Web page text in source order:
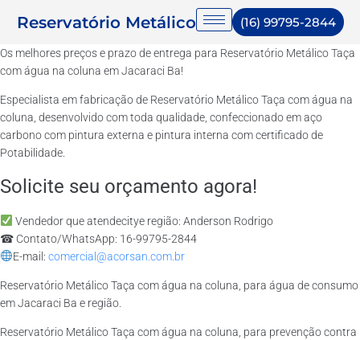
Reservatório Metálico (16) 99795-2844
Os melhores preços e prazo de entrega para Reservatório Metálico Taça
com água na coluna em Jacaraci Ba!
Especialista em fabricação de Reservatório Metálico Taça com água na
coluna, desenvolvido com toda qualidade, confeccionado em aço
carbono com pintura externa e pintura interna com certificado de
Potabilidade.
Solicite seu orçamento agora!
Vendedor que atendecitye região: Anderson Rodrigo
☎ Contato/WhatsApp: 16-99795-2844
E-mail: comercial@acorsan.com.br
Reservatório Metálico Taça com água na coluna, para água de consumo
em Jacaraci Ba e região.
Reservatório Metálico Taça com água na coluna, para prevenção contra